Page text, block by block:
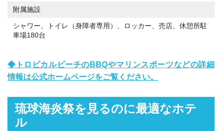
附属施設
シャワー、トイレ（身障者専用）、ロッカー、売店、休憩所駐
車場180台
◆トロピカルビーチのBBQやマリンスポーツなどの詳細
情報は公式ホームページをご覧ください。
琉球海炎祭を見るのに最適なホテ
ル